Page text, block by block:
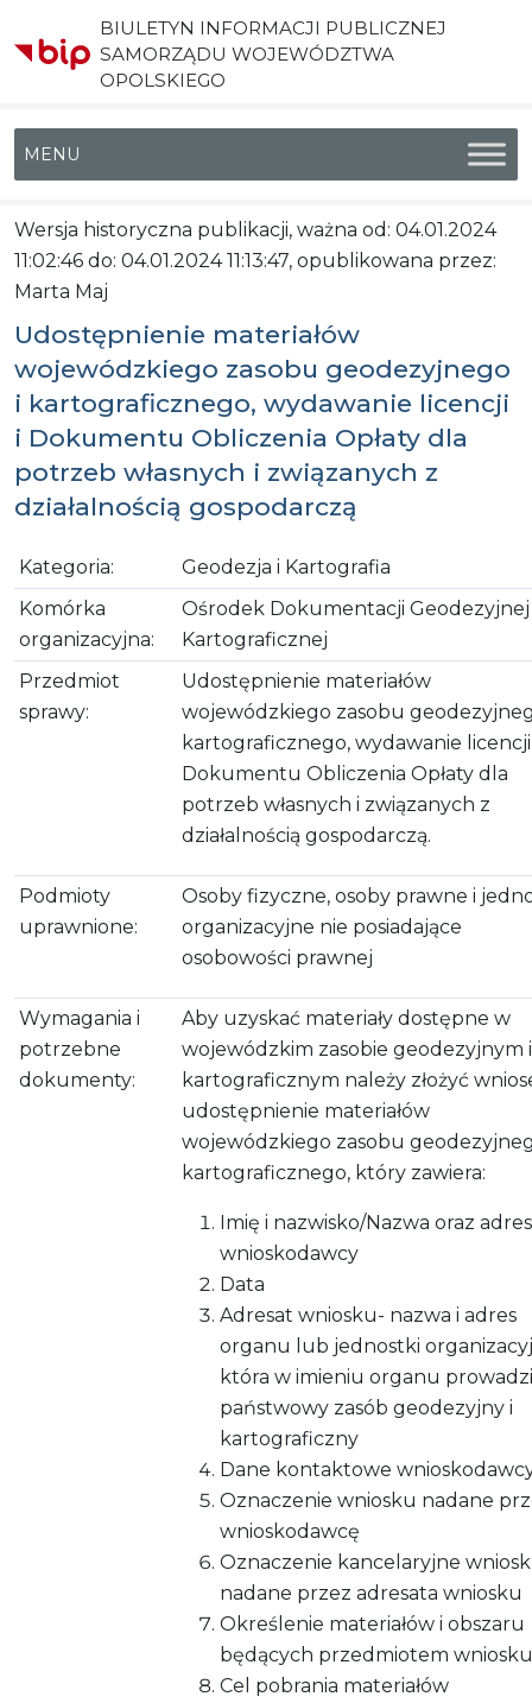
BIULETYN INFORMACJI PUBLICZNEJ
SAMORZĄDU WOJEWÓDZTWA
OPOLSKIEGO
Menu główne
Wersja historyczna publikacji, ważna od: 04.01.2024
11:02:46 do: 04.01.2024 11:13:47, opublikowana przez:
Marta Maj
Udostępnienie materiałów
wojewódzkiego zasobu geodezyjnego
i kartograficznego, wydawanie licencji
i Dokumentu Obliczenia Opłaty dla
potrzeb własnych i związanych z
działalnością gospodarczą
Kategoria:
Geodezja i Kartografia
Komórka
organizacyjna:
Ośrodek Dokumentacji Geodezyjnej
Kartograficznej
Przedmiot
sprawy:
Udostępnienie materiałów
wojewódzkiego zasobu
kartograficznego, wydawanie
Dokumentu Obliczenia Opłaty dla
potrzeb własnych i związanych z
działalnością gospodarczą.
Podmioty
uprawnione:
Osoby fizyczne, osoby prawne i
organizacyjne nie posiadające
osobowości prawnej
Wymagania i
potrzebne
dokumenty:
Aby uzyskać materiały dostępne w
wojewódzkim zasobie geodezyjnym i
kartograficznym należy złożyć
udostępnienie materiałów
wojewódzkiego zasobu
kartograficznego, który zawiera:
Imię i nazwisko/Nazwa oraz adres
wnioskodawcy
Data
Adresat wniosku- nazwa i adres
organu lub jednostki
która w imieniu organu prowadzi
państwowy zasób geodezyjny i
kartograficzny
Dane kontaktowe
Oznaczenie wniosku nadane
wnioskodawcę
Oznaczenie kancelaryjne
nadane przez adresata wniosku
Określenie materiałów i obszaru
będących przedmiotem wniosku
Cel pobrania materiałów